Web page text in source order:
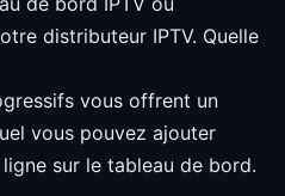
distributeur IPTV. Quelle
vous offrent un
vous pouvez ajouter
sur le tableau de bord.